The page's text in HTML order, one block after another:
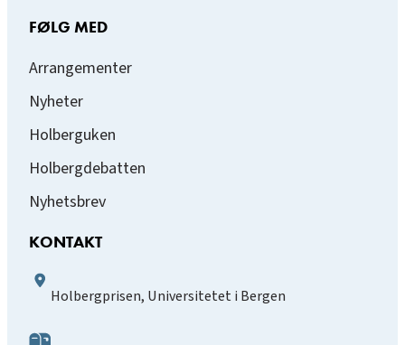
FØLG MED
Arrangementer
Nyheter
Holberguken
Holbergdebatten
Nyhetsbrev
KONTAKT
Holbergprisen, Universitetet i Bergen